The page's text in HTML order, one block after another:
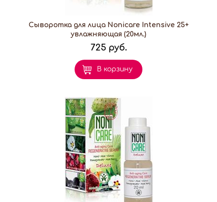
Сыворотка для лица Nonicare Intensive 25+
увлажняющая (20мл.)
725 руб.
В корзину